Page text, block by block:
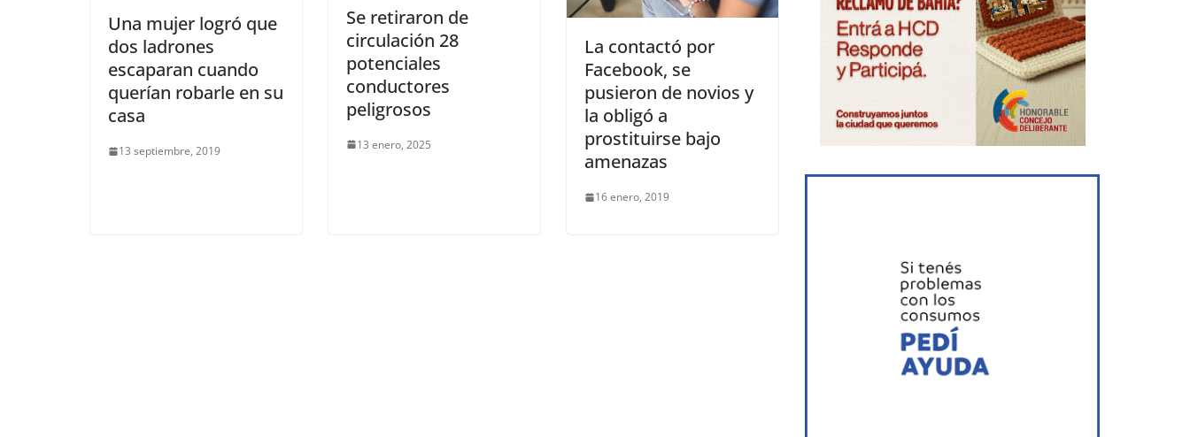
Una mujer logró que
dos ladrones
escaparan cuando
querían robarle en su
casa
13 septiembre, 2019
Se retiraron de
circulación 28
potenciales
conductores
peligrosos
13 enero, 2025
La contactó por
Facebook, se
pusieron de novios y
la obligó a
prostituirse bajo
amenazas
16 enero, 2019